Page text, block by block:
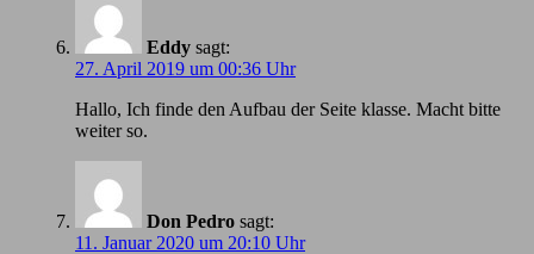
Eddy sagt:
27. April 2019 um 00:36 Uhr
Hallo, Ich finde den Aufbau der Seite klasse. Macht bitte
weiter so.
Don Pedro sagt:
11. Januar 2020 um 20:10 Uhr